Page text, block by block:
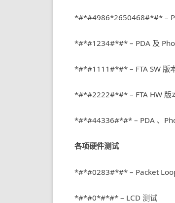
*#*#4986*2650468#*#* –
*#*#1234#*#* – PDA 及
*#*#1111#*#* – FTA SW 版
*#*#2222#*#* – FTA HW 版
*#*#44336#*#* – PDA 、
各项硬件测试
*#*#0283#*#* – Packet
*#*#0*#*#* – LCD 测试